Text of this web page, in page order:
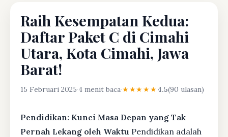
Raih Kesempatan Kedua:
Daftar Paket C di Cimahi
Utara, Kota Cimahi, Jawa
Barat!
15 Februari 2025·4 menit baca·★★★★★4.5(90 ulasan)
Pendidikan: Kunci Masa Depan yang Tak
Pernah Lekang oleh Waktu Pendidikan adalah